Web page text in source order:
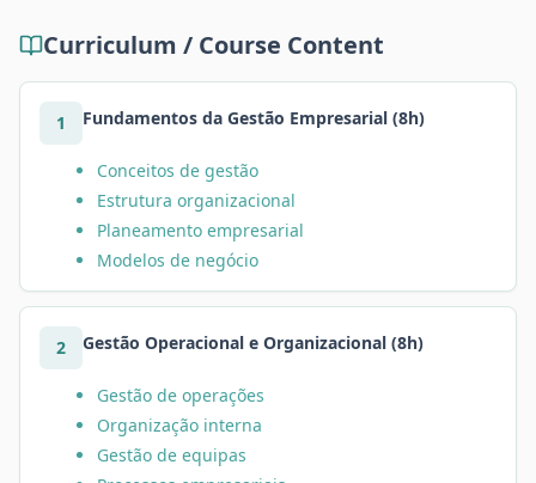
Curriculum / Course Content
1 Fundamentos da Gestão Empresarial (8h)
Conceitos de gestão
Estrutura organizacional
Planeamento empresarial
Modelos de negócio
2 Gestão Operacional e Organizacional (8h)
Gestão de operações
Organização interna
Gestão de equipas